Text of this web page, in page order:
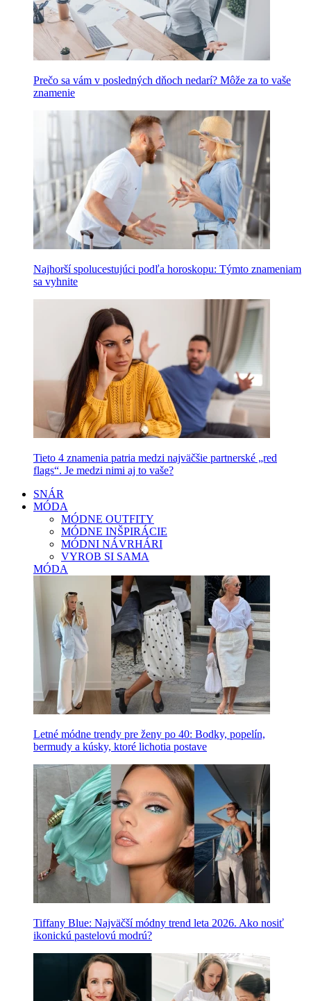
Prečo sa vám v posledných dňoch nedarí? Môže za to vaše
znamenie
Najhorší spolucestujúci podľa horoskopu: Týmto znameniam
sa vyhnite
Tieto 4 znamenia patria medzi najväčšie partnerské „red
flags“. Je medzi nimi aj to vaše?
SNÁR
MÓDA
MÓDNE OUTFITY
MÓDNE INŠPIRÁCIE
MÓDNI NÁVRHÁRI
VYROB SI SAMA
MÓDA
Letné módne trendy pre ženy po 40: Bodky, popelín,
bermudy a kúsky, ktoré lichotia postave
Tiffany Blue: Najväčší módny trend leta 2026. Ako nosiť
ikonickú pastelovú modrú?